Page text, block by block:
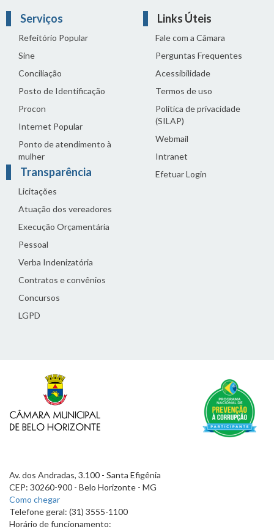
Serviços
Refeitório Popular
Sine
Conciliação
Posto de Identificação
Procon
Internet Popular
Ponto de atendimento à
mulher
Transparência
Licitações
Atuação dos vereadores
Execução Orçamentária
Pessoal
Verba Indenizatória
Contratos e convênios
Concursos
LGPD
Links Úteis
Fale com a Câmara
Perguntas Frequentes
Acessibilidade
Termos de uso
Política de privacidade
(SILAP)
Webmail
Intranet
Efetuar Login
Av. dos Andradas, 3.100 - Santa Efigênia
CEP: 30260-900 - Belo Horizonte - MG
Como chegar
Telefone geral: (31) 3555-1100
Horário de funcionamento: